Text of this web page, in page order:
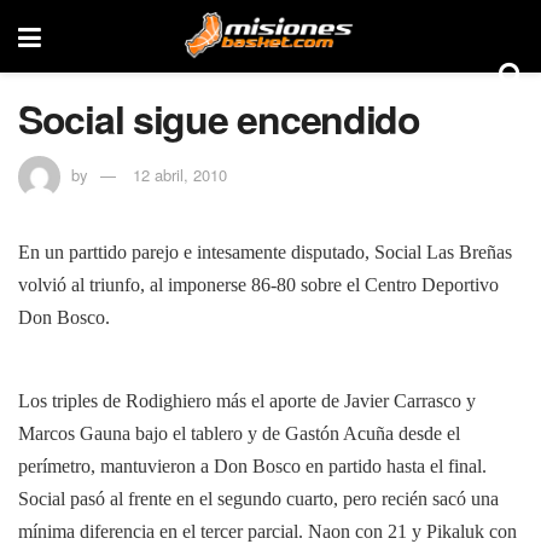
Social sigue encendido
by 12 abril, 2010
En un parttido parejo e intesamente disputado, Social Las Breñas
volvió al triunfo, al imponerse 86-80 sobre el Centro Deportivo
Don Bosco.
Los triples de Rodighiero más el aporte de Javier Carrasco y
Marcos Gauna bajo el tablero y de Gastón Acuña desde el
perímetro, mantuvieron a Don Bosco en partido hasta el final.
Social pasó al frente en el segundo cuarto, pero recién sacó una
mínima diferencia en el tercer parcial. Naon con 21 y Pikaluk con